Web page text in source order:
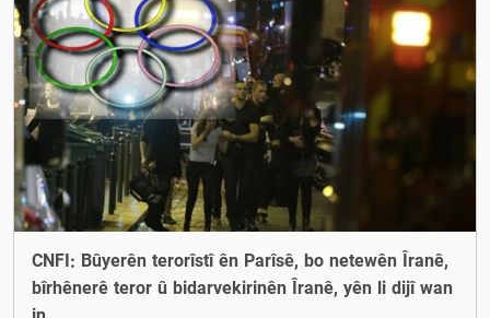
CNFI: Bûyerên terorîstî ên Parîsê, bo netewên Îranê,
bîrhênerê teror û bidarvekirinên Îranê, yên li dijî wan